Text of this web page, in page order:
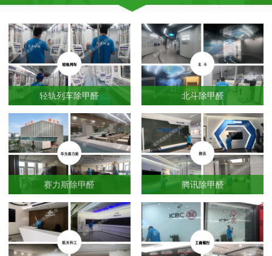
轻轨列车除甲醛 北斗除甲醛
赛力斯除甲醛 腾讯除甲醛